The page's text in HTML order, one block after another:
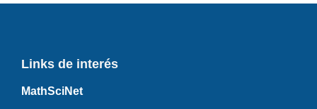
Links de interés
MathSciNet